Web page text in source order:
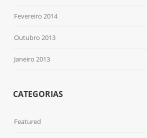
Fevereiro 2014
Outubro 2013
Janeiro 2013
CATEGORIAS
Featured